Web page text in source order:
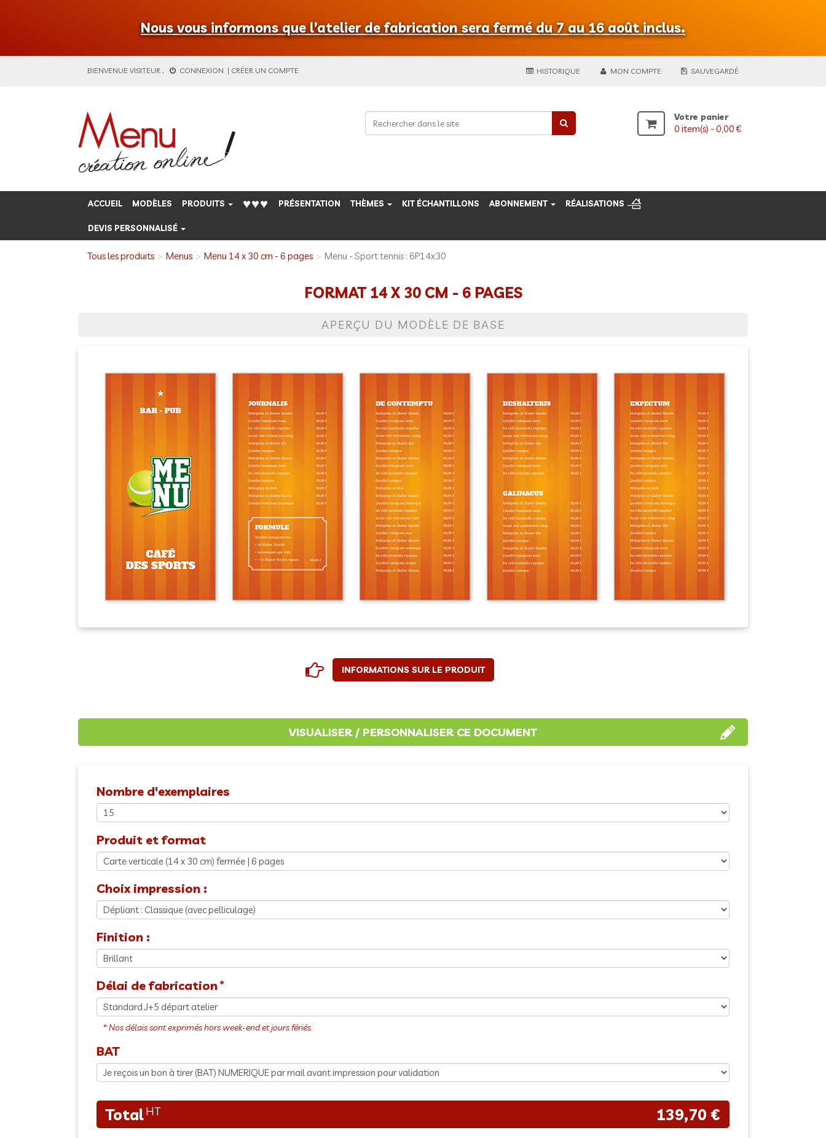
Nous vous informons que l’atelier de fabrication sera fermé du 7 au 16 août inclus.
BIENVENUE VISITEUR , CONNEXION | CRÉER UN COMPTE HISTORIQUE MON COMPTE SAUVEGARDÉ
Votre panier
0 item(s) - 0,00 €
ACCUEIL MODÈLES PRODUITS ♥♥♥ PRÉSENTATION THÈMES KIT ÉCHANTILLONS ABONNEMENT RÉALISATIONS
DEVIS PERSONNALISÉ
Tous les produits Menus Menu 14 x 30 cm - 6 pages Menu - Sport tennis : 6P14x30
FORMAT 14 X 30 CM - 6 PAGES
APERÇU DU MODÈLE DE BASE
INFORMATIONS SUR LE PRODUIT
Nombre d'exemplaires
Produit et format
Choix impression :
Finition :
Délai de fabrication
BAT
139,70 €